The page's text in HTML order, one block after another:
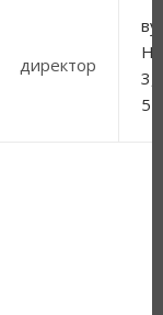
директор
3,
5